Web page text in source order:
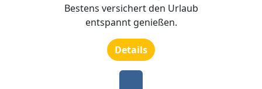
Bestens versichert den Urlaub
entspannt genießen.
Details